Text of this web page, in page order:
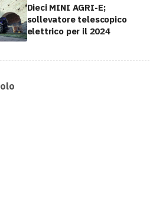
Dieci MINI AGRI-E;
sollevatore telescopico
elettrico per il 2024